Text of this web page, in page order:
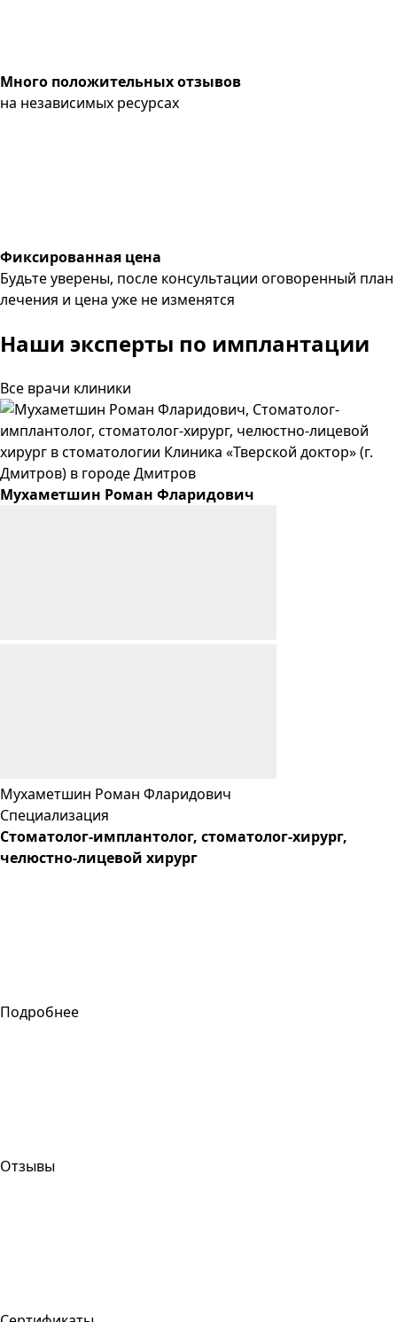
Много положительных отзывов
на независимых ресурсах
Фиксированная цена
Будьте уверены, после консультации оговоренный план
лечения и цена уже не изменятся
Наши эксперты по имплантации
Все врачи клиники
Мухаметшин Роман Фларидович
Мухаметшин Роман Фларидович
Специализация
Cтоматолог-имплантолог, стоматолог-хирург,
челюстно-лицевой хирург
Подробнее
Отзывы